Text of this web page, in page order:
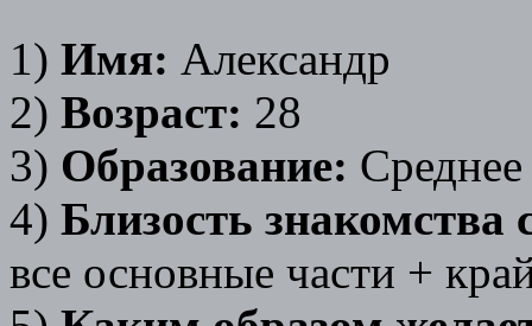
1) Имя: Александр
2) Возраст: 28
3) Образование:
4) Близость знакомства
все основные части +